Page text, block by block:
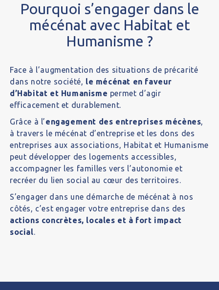
Pourquoi s’engager dans le
mécénat avec Habitat et
Humanisme ?
Face à l’augmentation des situations de précarité
dans notre société, le mécénat en faveur
d’Habitat et Humanisme permet d’agir
efficacement et durablement.
Grâce à l’engagement des entreprises mécènes,
à travers le mécénat d’entreprise et les dons des
entreprises aux associations, Habitat et Humanisme
peut développer des logements accessibles,
accompagner les familles vers l’autonomie et
recréer du lien social au cœur des territoires.
S’engager dans une démarche de mécénat à nos
côtés, c’est engager votre entreprise dans des
actions concrètes, locales et à fort impact
social.